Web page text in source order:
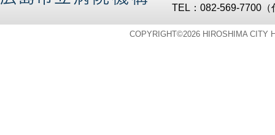
TEL：082-569-7700
COPYRIGHT©2026 HIROSHIMA CITY